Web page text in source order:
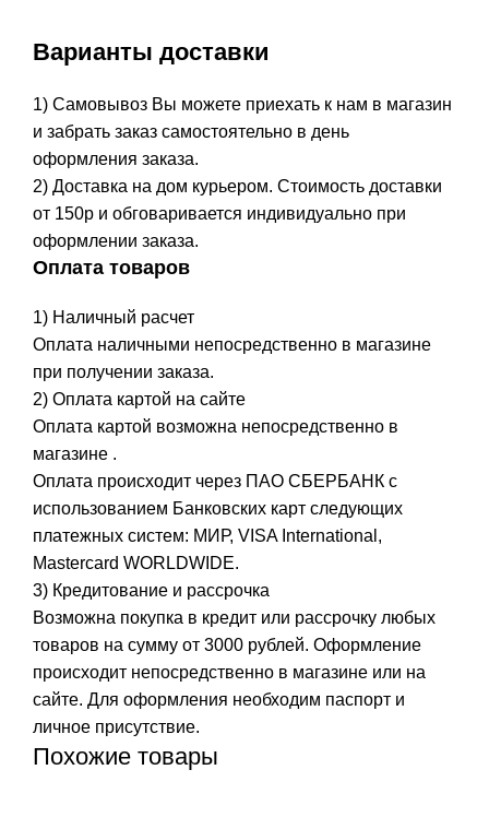
Варианты доставки
1) Самовывоз Вы можете приехать к нам в магазин
и забрать заказ самостоятельно в день
оформления заказа.
2) Доставка на дом курьером. Стоимость доставки
от 150р и обговаривается индивидуально при
оформлении заказа.
Оплата товаров
1) Наличный расчет
Оплата наличными непосредственно в магазине
при получении заказа.
2) Оплата картой на сайте
Оплата картой возможна непосредственно в
магазине .
Оплата происходит через ПАО СБЕРБАНК с
использованием Банковских карт следующих
платежных систем: МИР, VISA International,
Mastercard WORLDWIDE.
3) Кредитование и рассрочка
Возможна покупка в кредит или рассрочку любых
товаров на сумму от 3000 рублей. Оформление
происходит непосредственно в магазине или на
сайте. Для оформления необходим паспорт и
личное присутствие.
Похожие товары